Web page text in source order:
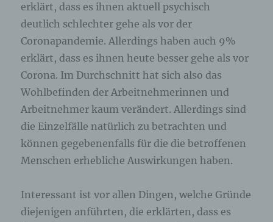
erklärt, dass es ihnen aktuell psychisch
deutlich schlechter gehe als vor der
Coronapandemie. Allerdings haben auch 9%
erklärt, dass es ihnen heute besser gehe als vor
Corona. Im Durchschnitt hat sich also das
Wohlbefinden der Arbeitnehmerinnen und
Arbeitnehmer kaum verändert. Allerdings sind
die Einzelfälle natürlich zu betrachten und
können gegebenenfalls für die die betroffenen
Menschen erhebliche Auswirkungen haben.
Interessant ist vor allen Dingen, welche Gründe
diejenigen anführten, die erklärten, dass es
Durch eine Registrierung auf der Internetseite des
für die Verarbeitung Verantwortlichen wird ferner
die vom Internet-Service-Provider (ISP) der
betroffenen Person vergebene IP-Adresse, das
Datum sowie die Uhrzeit der Registrierung
gespeichert. Die Speicherung dieser Daten erfolgt
vor dem Hintergrund, dass nur so der Missbrauch
unserer Dienste verhindert werden kann, und
diese Daten im Bedarfsfall ermöglichen,
begangene Straftaten aufzuklären. Insofern ist die
Speicherung dieser Daten zur Absicherung des für
die Verarbeitung Verantwortlichen erforderlich.
Eine Weitergabe dieser Daten an Dritte erfolgt
Pflicht zur Weitergabe besteht oder die Weitergabe
der Strafverfolgung dient.